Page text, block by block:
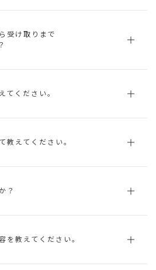
受け取りまで
てください。
教えてください。
？
を教えてください。